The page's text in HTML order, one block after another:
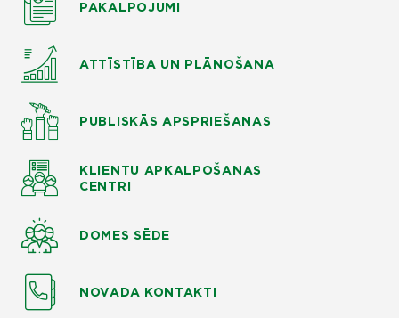
PAKALPOJUMI
ATTĪSTĪBA UN PLĀNOŠANA
PUBLISKĀS APSPRIEŠANAS
KLIENTU APKALPOŠANAS
CENTRI
DOMES SĒDE
NOVADA KONTAKTI